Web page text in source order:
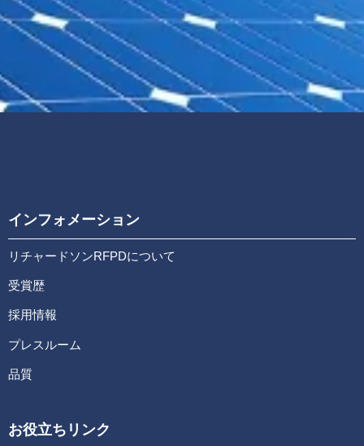
インフォメーション
リチャードソンRFPDについて
受賞歴
採用情報
プレスルーム
品質
お役立ちリンク